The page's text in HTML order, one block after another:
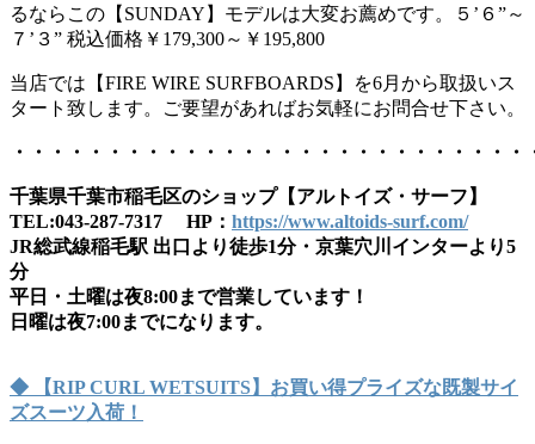
るならこの【SUNDAY】モデルは大変お薦めです。５’６”～
７’３” 税込価格￥179,300～￥195,800
当店では【FIRE WIRE SURFBOARDS】を6月から取扱いス
タート致します。ご要望があればお気軽にお問合せ下さい。
・・・・・・・・・・・・・・・・・・・・・・・・・・
千葉県千葉市稲毛区のショップ【アルトイズ・サーフ】
TEL:043-287-7317 HP： https://www.altoids-surf.com/
JR総武線稲毛駅 出口より徒歩1分・京葉穴川インターより5
分
平日・土曜は夜8:00まで営業しています！
日曜は夜7:00までになります。
◆ 【RIP CURL WETSUITS】お買い得プライズな既製サイ
ズスーツ入荷！